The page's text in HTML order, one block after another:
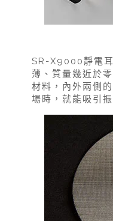
SR-X9000靜電
薄、質量幾近於
材料，內外兩側
場時，就能吸引